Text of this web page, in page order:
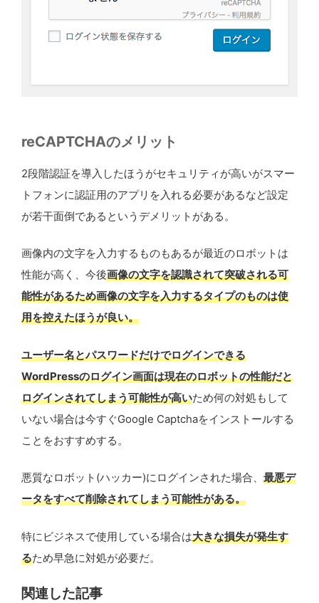
reCAPTCHAのメリット
2段階認証を導入したほうがセキュリティが高いがスマー
トフォンに認証用のアプリを入れる必要があるなど設定
が若干面倒であるというデメリットがある。
画像内の文字を入力するものもあるが最近のロボットは
性能が高く、今後画像の文字を認識されて突破される可
能性があるため画像の文字を入力するタイプのものは使
用を控えたほうが良い。
ユーザー名とパスワードだけでログインできる
WordPressのログイン画面は現在のロボットの性能だと
ログインされてしまう可能性が高いため何の対処もして
いない場合は今すぐGoogle Captchaをインストールする
ことをおすすめする。
悪質なロボット(ハッカー)にログインされた場合、 最悪デ
ータをすべて削除されてしまう可能性がある。
特にビジネスで使用している場合は大きな損失が発生す
るため早急に対処が必要だ。
関連した記事